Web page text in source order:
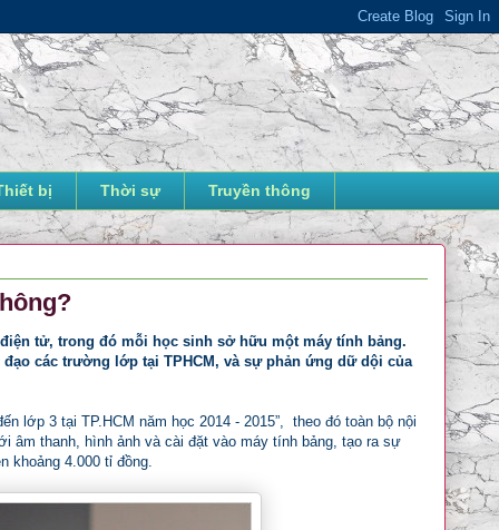
bị Thời sự Truyền thông
tử, trong đó mỗi học sinh sở hữu một máy tính bảng.
các trường lớp tại TPHCM, và sự phản ứng dữ dội của
lớp 3 tại TP.HCM năm học 2014 - 2015”, theo đó toàn bộ nội
âm thanh, hình ảnh và cài đặt vào máy tính bảng, tạo ra sự
khoảng 4.000 tỉ đồng.